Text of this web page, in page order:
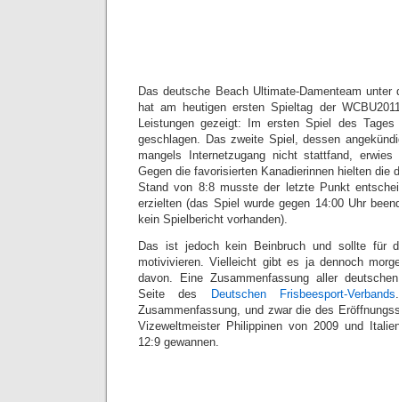
Das deutsche Beach Ultimate-Damenteam unter
hat am heutigen ersten Spieltag der
Leistungen gezeigt: Im ersten Spiel des
geschlagen. Das zweite Spiel, dessen
mangels Internetzugang nicht stattfand,
Gegen die favorisierten Kanadierinnen hielten die
Stand von 8:8 musste der letzte Punkt
erzielten (das Spiel wurde gegen 14:00 Uhr
kein Spielbericht vorhanden).
Das ist jedoch kein Beinbruch und sollte für
motivivieren. Vielleicht gibt es ja dennoch
davon. Eine Zusammenfassung aller
Seite des
Deutschen Frisbeesport-Verbands
Zusammenfassung, und zwar die des
Vizeweltmeister Philippinen von 2009 und
12:9 gewannen.